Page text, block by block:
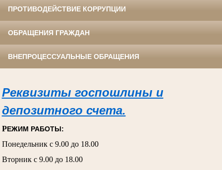
ПРОТИВОДЕЙСТВИЕ КОРРУПЦИИ
ОБРАЩЕНИЯ ГРАЖДАН
ВНЕПРОЦЕССУАЛЬНЫЕ ОБРАЩЕНИЯ
Реквизиты госпошлины и
депозитного счета.
РЕЖИМ РАБОТЫ:
Понедельник с 9.00 до 18.00
Вторник с 9.00 до 18.00